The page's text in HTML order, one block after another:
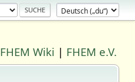
FHEM Wiki | FHEM e.V.